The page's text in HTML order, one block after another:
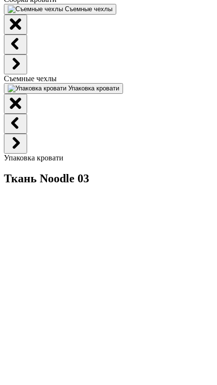
Съемные чехлы
Съемные чехлы
Упаковка кровати
Упаковка кровати
Ткань Noodle 03